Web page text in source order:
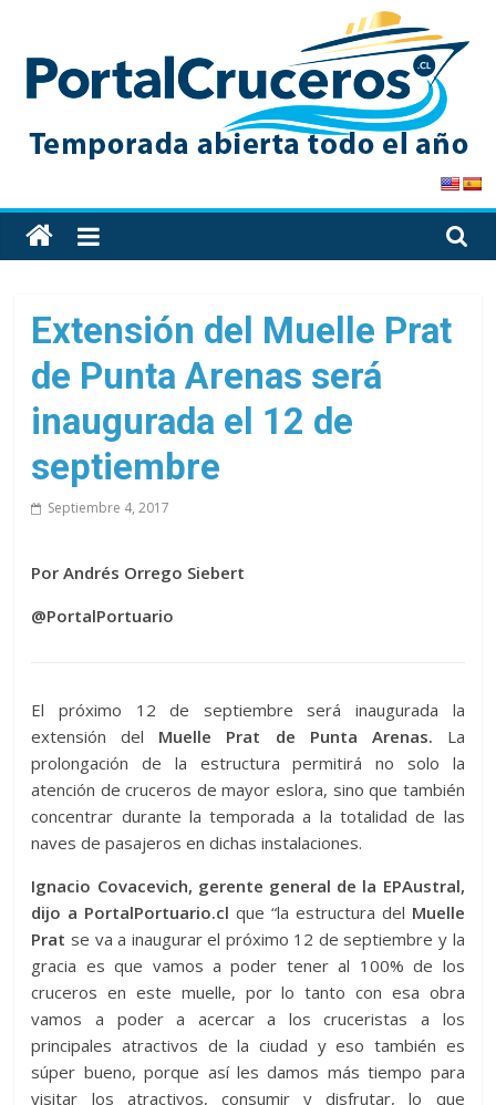
content
PortalCruceros
Toda
la
de
cruceros
en
un
solo
Extensión del Muelle Prat
de Punta Arenas será
inaugurada el 12 de
septiembre
Septiembre 4, 2017
Por Andrés Orrego Siebert
@PortalPortuario
El próximo 12 de septiembre será inaugurada la
extensión del Muelle Prat de Punta Arenas. La
prolongación de la estructura permitirá no solo la
atención de cruceros de mayor eslora, sino que también
concentrar durante la temporada a la totalidad de las
naves de pasajeros en dichas instalaciones.
Ignacio Covacevich, gerente general de la EPAustral,
dijo a PortalPortuario.clque “la estructura del Muelle
Prat se va a inaugurar el próximo 12 de septiembre y la
gracia es que vamos a poder tener al 100% de los
cruceros en este muelle, por lo tanto con esa obra
vamos a poder a acercar a los cruceristas a los
principales atractivos de la ciudad y eso también es
súper bueno, porque así les damos más tiempo para
visitar los atractivos, consumir y disfrutar, lo que